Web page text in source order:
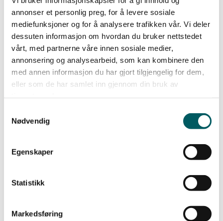
annonser et personlig preg, for å levere sosiale
mediefunksjoner og for å analysere trafikken vår. Vi deler
dessuten informasjon om hvordan du bruker nettstedet
vårt, med partnerne våre innen sosiale medier,
annonsering og analysearbeid, som kan kombinere den
med annen informasjon du har gjort tilgjengelig for dem,
eller som de har samlet inn gjennom din bruk av
Nødvendig
Egenskaper
Statistikk
Markedsføring